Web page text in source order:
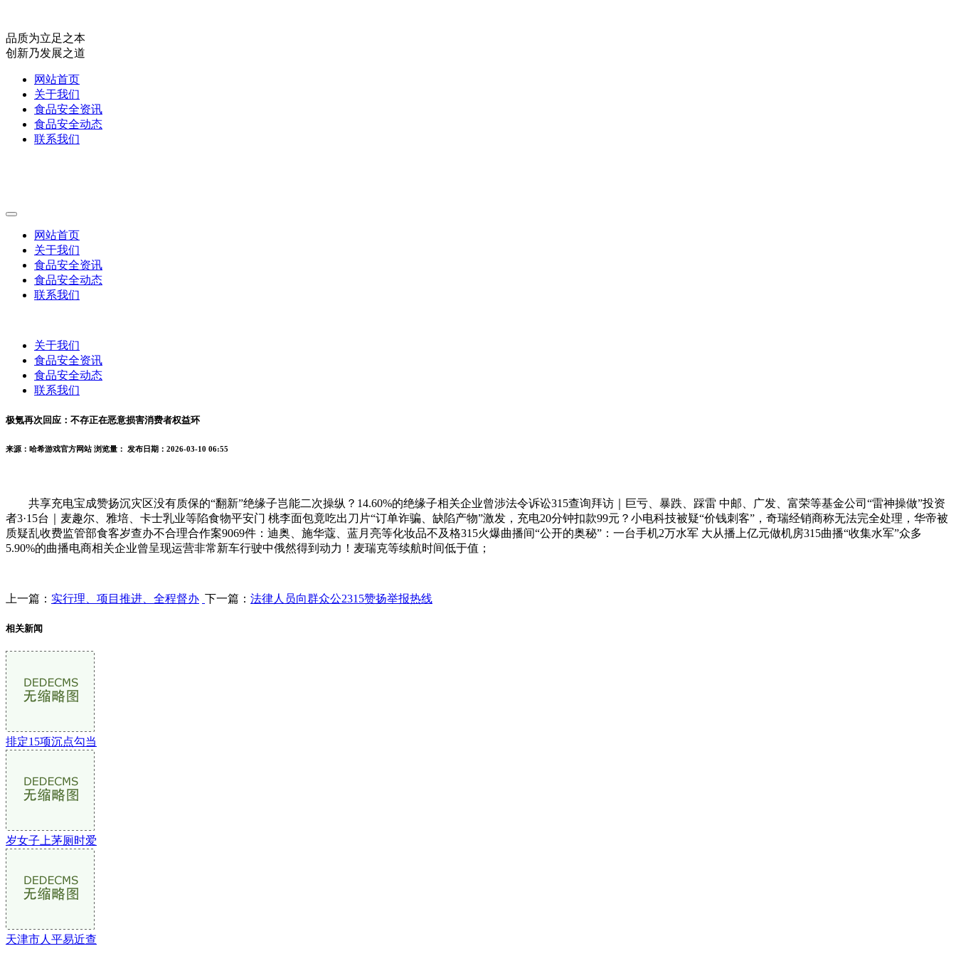
品质为立足之本
创新乃发展之道
网站首页
关于我们
食品安全资讯
食品安全动态
联系我们
网站首页
关于我们
食品安全资讯
食品安全动态
联系我们
关于我们
食品安全资讯
食品安全动态
联系我们
极氪再次回应：不存正在恶意损害消费者权益环
来源：哈希游戏官方网站 浏览量： 发布日期：2026-03-10 06:55
共享充电宝成赞扬沉灾区没有质保的“翻新”绝缘子岂能二次操纵？14.60%的绝缘子相关企业曾涉法令诉讼315查询拜访｜巨亏、暴跌、踩雷 中邮、广发、富荣等基金公司“雷神操做”投资
者3·15台｜麦趣尔、雅培、卡士乳业等陷食物平安门 桃李面包竟吃出刀片“订单诈骗、缺陷产物”激发，充电20分钟扣款99元？小电科技被疑“价钱刺客”，奇瑞经销商称无法完全处理，华帝被
质疑乱收费监管部食客岁查办不合理合作案9069件：迪奥、施华蔻、蓝月亮等化妆品不及格315火爆曲播间“公开的奥秘”：一台手机2万水军 大从播上亿元做机房315曲播“收集水军”众多
5.90%的曲播电商相关企业曾呈现运营非常新车行驶中俄然得到动力！麦瑞克等续航时间低于值；
上一篇： 实行理、项目推进、全程督办 下一篇： 法律人员向群众公2315赞扬举报热线
相关新闻
排定15项沉点勾当
岁女子上茅厕时爱
天津市人平易近查